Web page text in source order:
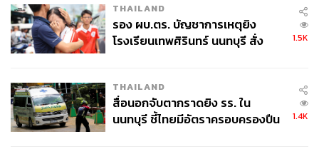
THAILAND
รอง ผบ.ตร. บัญชาการเหตุยิง
โรงเรียนเทพศิรินทร์ นนทบุรี สั่ง
1.5K
THAILAND
สื่อนอกจับตากราดยิง รร. ใน
นนทบุรี ชี้ไทยมีอัตราครอบครองปืน
1.4K